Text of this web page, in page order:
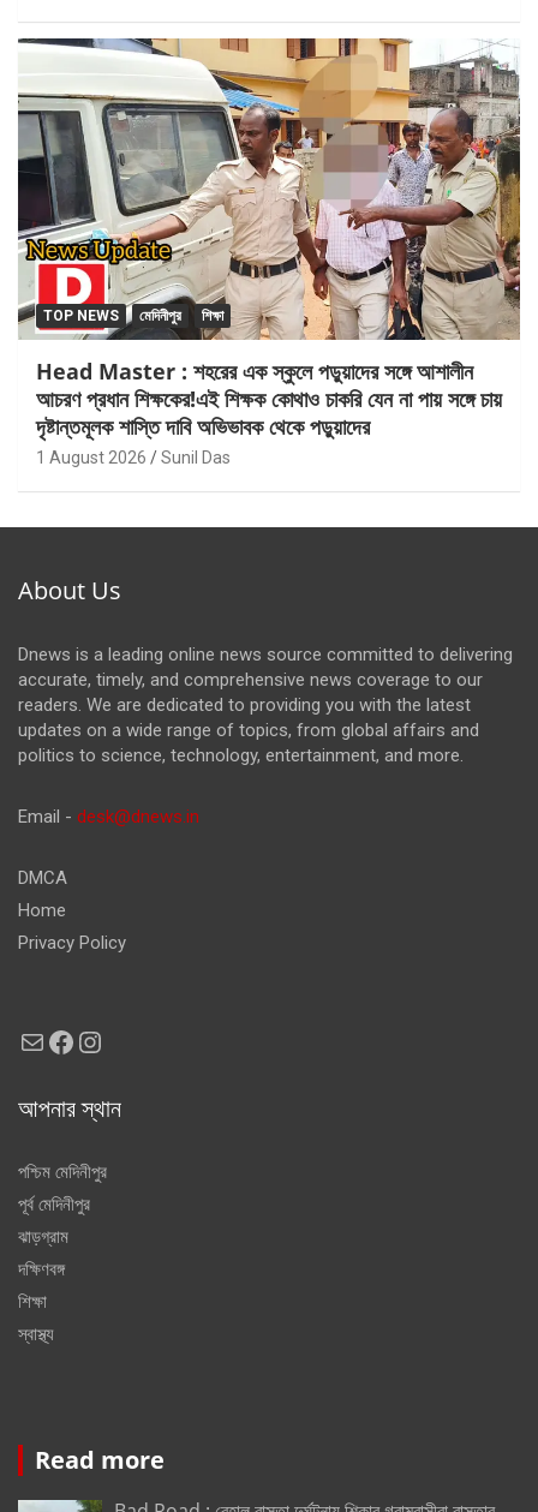
TOP NEWS মেদিনীপুর শিক্ষা
Head Master : শহরের এক স্কুলে পড়ুয়াদের সঙ্গে আশালীন
আচরণ প্রধান শিক্ষকের!এই শিক্ষক কোথাও চাকরি যেন না পায় সঙ্গে চায়
দৃষ্টান্তমূলক শাস্তি দাবি অভিভাবক থেকে পড়ুয়াদের
1 August 2026 Sunil Das
About Us
Dnews is a leading online news source committed to delivering
accurate, timely, and comprehensive news coverage to our
readers. We are dedicated to providing you with the latest
updates on a wide range of topics, from global affairs and
politics to science, technology, entertainment, and more.
Email - desk@dnews.in
DMCA
Home
Privacy Policy
MailFacebook
Instagram
আপনার স্থান
পশ্চিম মেদিনীপুর
পূর্ব মেদিনীপুর
ঝাড়গ্রাম
দক্ষিণবঙ্গ
শিক্ষা
স্বাস্থ্য
Read more